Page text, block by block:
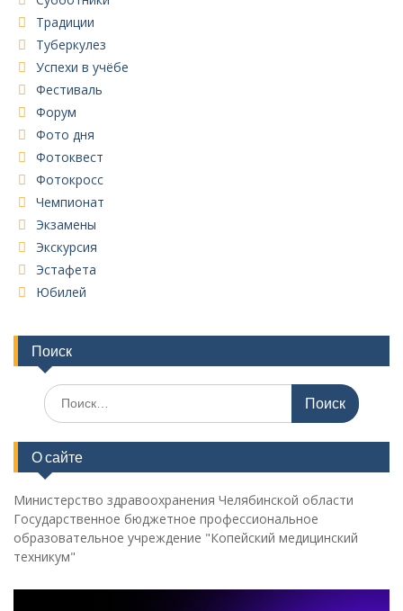
Традиции
Туберкулез
Успехи в учёбе
Фестиваль
Форум
Фото дня
Фотоквест
Фотокросс
Чемпионат
Экзамены
Экскурсия
Эстафета
Юбилей
Поиск
Поиск
по:
О сайте
Министерство здравоохранения Челябинской области
Государственное бюджетное профессиональное
образовательное учреждение "Копейский медицинский
техникум"